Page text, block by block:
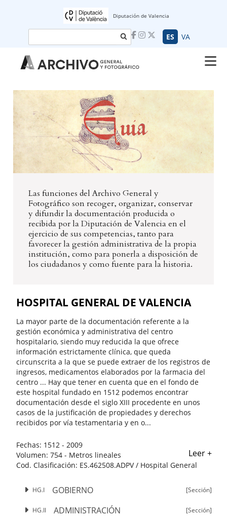
Diputación de Valencia
ES VA
Las funciones del Archivo General y
Fotográfico son recoger, organizar, conservar
y difundir la documentación producida o
recibida por la Diputación de Valencia en el
ejercicio de sus competencias, tanto para
favorecer la gestión administrativa de la propia
institución, como para ponerla a disposición de
los ciudadanos y como fuente para la historia.
HOSPITAL GENERAL DE VALENCIA
La mayor parte de la documentación referente a la
gestión económica y administrativa del centro
hospitalario, siendo muy reducida la que ofrece
información estrictamente clínica, que queda
circunscrita a la que se puede extraer de los registros de
ingresos, medicamentos elaborados por la farmacia del
centro ... Hay que tener en cuenta que en el fondo de
este hospital fundado en 1512 podemos encontrar
documentación desde el siglo XIII procedente en unos
casos de la justificación de propiedades y derechos
recibidos por vía testamentaria y en o...
Fechas: 1512 - 2009
Volumen: 754 - Metros lineales
Cod. Clasificación: ES.462508.ADPV / Hospital General
Leer +
HG.I GOBIERNO [Sección]
HG.II ADMINISTRACIÓN [Sección]